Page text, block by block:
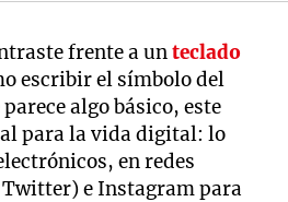
frente a unteclado
escribir el símbolo del
parece algo básico, este
para la vida digital: lo
en redes
Twitter) e Instagram para